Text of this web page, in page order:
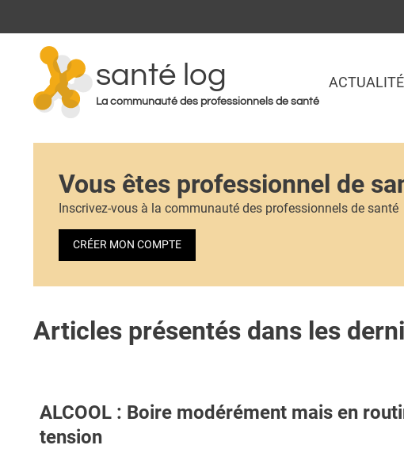
santé log
La communauté des professionnels de santé
Vous êtes professionnel de
Inscrivez-vous à la communauté des professionnels de santé
CRÉER MON COMPTE
Articles présentés dans les
ALCOOL : Boire modérément mais en
tension